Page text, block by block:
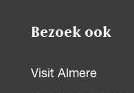
Bezoek ook
Visit Almere